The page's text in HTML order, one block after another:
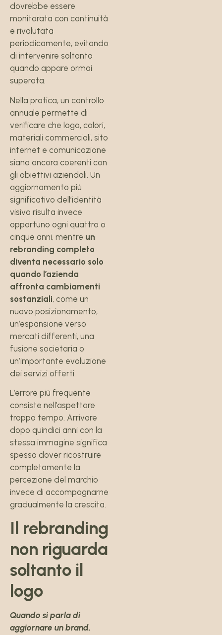
dovrebbe essere
monitorata con continuità
e rivalutata
periodicamente, evitando
di intervenire soltanto
quando appare ormai
superata.
Nella pratica, un controllo
annuale permette di
verificare che logo, colori,
materiali commerciali, sito
internet e comunicazione
siano ancora coerenti con
gli obiettivi aziendali. Un
aggiornamento più
significativo dell’identità
visiva risulta invece
opportuno ogni quattro o
cinque anni, mentre un
rebranding completo
diventa necessario solo
quando l’azienda
affronta cambiamenti
sostanziali, come un
nuovo posizionamento,
un’espansione verso
mercati differenti, una
fusione societaria o
un’importante evoluzione
dei servizi offerti.
L’errore più frequente
consiste nell’aspettare
troppo tempo. Arrivare
dopo quindici anni con la
stessa immagine significa
spesso dover ricostruire
completamente la
percezione del marchio
invece di accompagnarne
gradualmente la crescita.
Il rebranding
non riguarda
soltanto il
logo
Quando si parla di
aggiornare un brand,